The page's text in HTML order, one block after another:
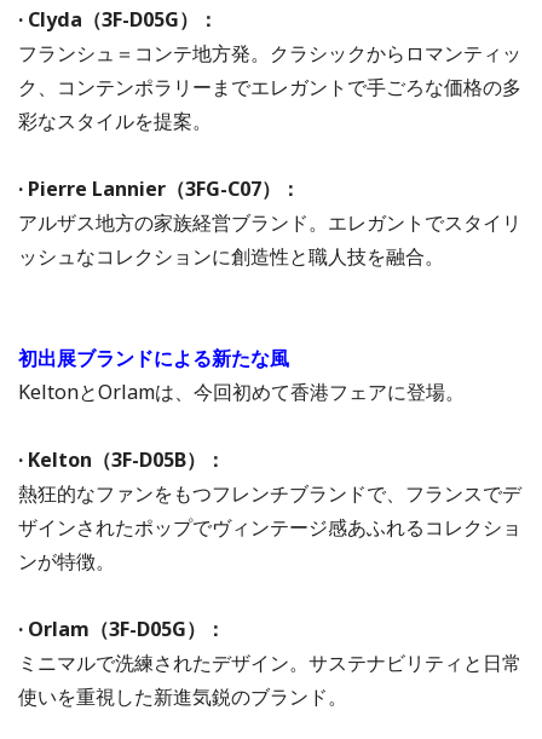
· Clyda（3F-D05G）：
フランシュ＝コンテ地方発。クラシックからロマンティッ
ク、コンテンポラリーまでエレガントで手ごろな価格の多
彩なスタイルを提案。
· Pierre Lannier（3FG-C07）：
アルザス地方の家族経営ブランド。エレガントでスタイリ
ッシュなコレクションに創造性と職人技を融合。
初出展ブランドによる新たな風
KeltonとOrlamは、今回初めて香港フェアに登場。
· Kelton（3F-D05B）：
熱狂的なファンをもつフレンチブランドで、フランスでデ
ザインされたポップでヴィンテージ感あふれるコレクショ
ンが特徴。
· Orlam（3F-D05G）：
ミニマルで洗練されたデザイン。サステナビリティと日常
使いを重視した新進気鋭のブランド。